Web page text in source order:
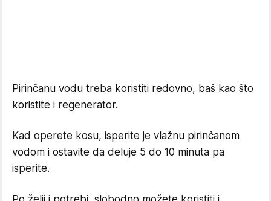
Pirinčanu vodu treba koristiti redovno, baš kao što
koristite i regenerator.
Kad operete kosu, isperite je vlažnu pirinčanom
vodom i ostavite da deluje 5 do 10 minuta pa
isperite.